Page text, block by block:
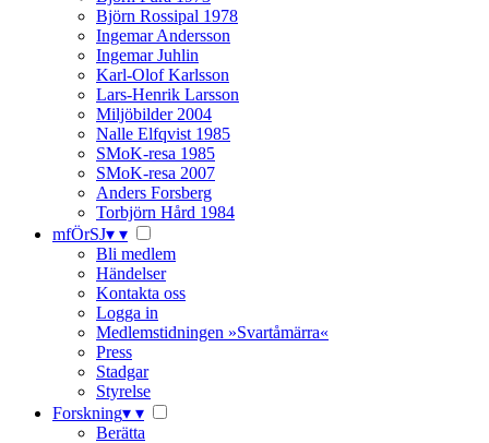
Björn Rossipal 1978
Ingemar Andersson
Ingemar Juhlin
Karl-Olof Karlsson
Lars-Henrik Larsson
Miljöbilder 2004
Nalle Elfqvist 1985
SMoK-resa 1985
SMoK-resa 2007
Anders Forsberg
Torbjörn Hård 1984
mfÖrSJ▾ ▾
Bli medlem
Händelser
Kontakta oss
Logga in
Medlemstidningen »Svartåmärra«
Press
Stadgar
Styrelse
Forskning▾ ▾
Berätta